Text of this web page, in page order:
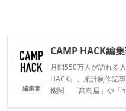
編集者
CAMP HACK編
月間550万人が訪れる
HACK』。累計制作記
機関、「髙島屋」や「